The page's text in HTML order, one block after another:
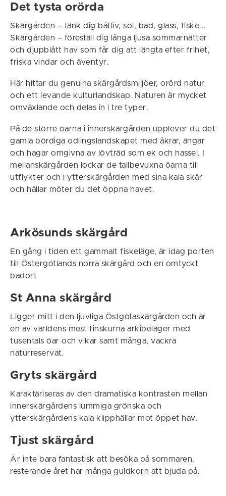
Det tysta orörda
Skärgården – tänk dig båtliv, sol, bad, glass, fiske...
Skärgården – föreställ dig långa ljusa sommarnätter
och djupblått hav som får dig att längta efter frihet,
friska vindar och äventyr.
Här hittar du genuina skärgårdsmiljöer, orörd natur
och ett levande kulturlandskap. Naturen är mycket
omväxlande och delas in i tre typer.
På de större öarna i innerskärgården upplever du det
gamla bördiga odlingslandskapet med åkrar, ängar
och hagar omgivna av lövträd som ek och hassel. I
mellanskärgården lockar de tallbevuxna öarna till
utflykter och i ytterskärgården med sina kala skär
och hällar möter du det öppna havet.
Arkösunds skärgård
En gång i tiden ett gammalt fiskeläge, är idag porten
till Östergötlands norra skärgård och en omtyckt
badort
St Anna skärgård
Ligger mitt i den ljuvliga Östgötaskärgården och är
en av världens mest finskurna arkipelager med
tusentals öar och vikar samt många, vackra
naturreservat.
Gryts skärgård
Karaktäriseras av den dramatiska kontrasten mellan
innerskärgårdens lummiga grönska och
ytterskärgårdens kala klipphällar mot öppet hav.
Tjust skärgård
Är inte bara fantastisk att besöka på sommaren,
resterande året har många guldkorn att bjuda på.